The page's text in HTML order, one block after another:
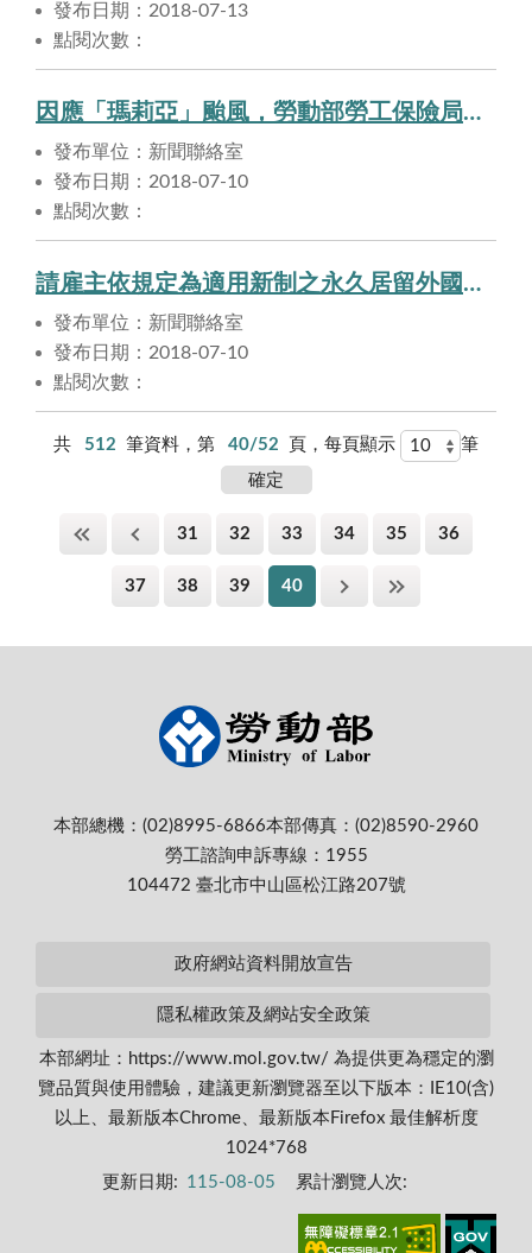
發布日期：2018-07-13
點閱次數：
因應「瑪莉亞」颱風，勞動部勞工保險局啟動協助措施。
發布單位：新聞聯絡室
發布日期：2018-07-10
點閱次數：
請雇主依規定為適用新制之永久居留外國專業人才 ，申報提繳勞工退休金。
發布單位：新聞聯絡室
發布日期：2018-07-10
點閱次數：
共 512 筆資料，第 40/52 頁，每頁顯示 筆
31 32 33 34 35 36
37 38 39 40
本部總機：(02)8995-6866本部傳真：(02)8590-2960
勞工諮詢申訴專線：1955
104472 臺北市中山區松江路207號
政府網站資料開放宣告
隱私權政策及網站安全政策
本部網址：https://www.mol.gov.tw/ 為提供更為穩定的瀏
覽品質與使用體驗，建議更新瀏覽器至以下版本：IE10(含)
以上、最新版本Chrome、最新版本Firefox 最佳解析度
1024*768
更新日期: 115-08-05 累計瀏覽人次: